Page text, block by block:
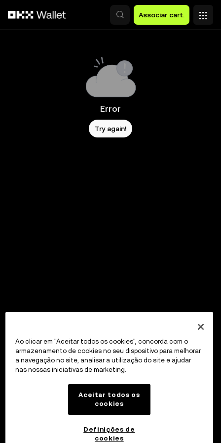
Associar cart.
Error
Try again!
Ao clicar em "Aceitar todos os cookies", concorda com o
armazenamento de cookies no seu dispositivo para melhorar
a navegação no site, analisar a utilização do site e ajudar
nas nossas iniciativas de marketing.
Aceitar todos os
cookies
Definições de
cookies